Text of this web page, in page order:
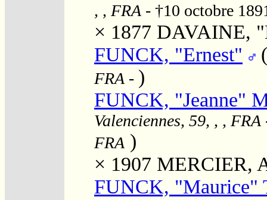
, , FRA - †10 octobre
× 1877 DAVAINE,
FUNCK, "Ernest"
FRA - )
FUNCK, "Jeanne"
Valenciennes, 59, , , FRA
FRA )
× 1907 MERCIER,
FUNCK, "Maurice"